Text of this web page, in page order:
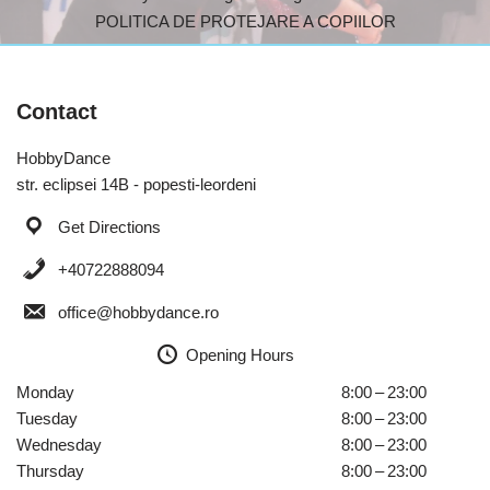
POLITICA DE PROTEJARE A COPIILOR
Contact
HobbyDance
str. eclipsei 14B - popesti-leordeni
Get Directions
+40722888094
office@hobbydance.ro
Opening Hours
Monday
8:00 – 23:00
Tuesday
8:00 – 23:00
Wednesday
8:00 – 23:00
Thursday
8:00 – 23:00